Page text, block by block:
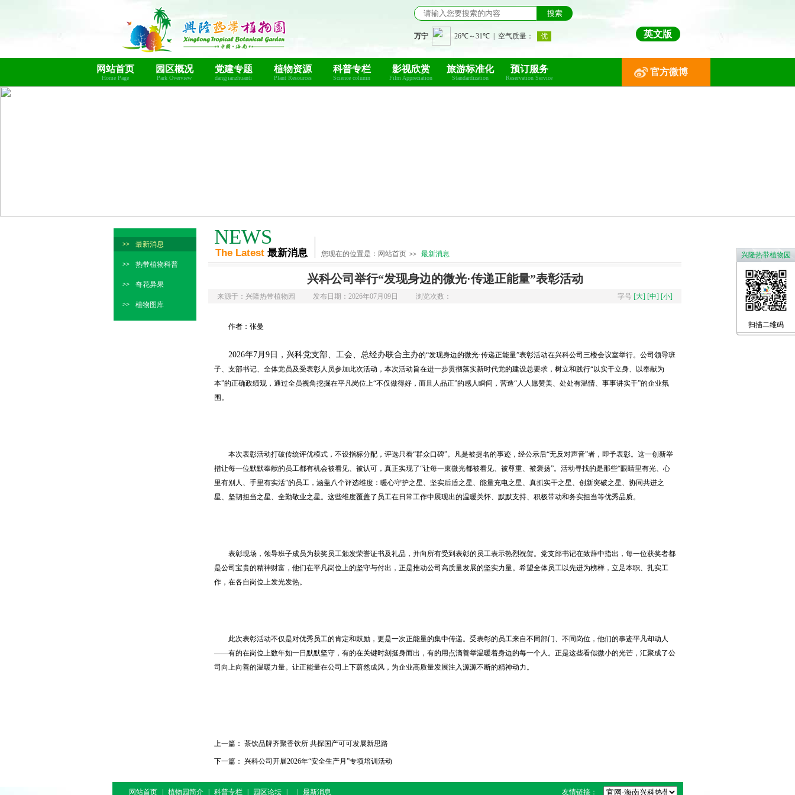
兴隆热带植物园
扫描二维码
英文版
网站首页
Home Page
园区概况
Park Overview
党建专题
dangjianzhuanti
植物资源
Plant Resources
科普专栏
Science column
影视欣赏
Film Appreciation
旅游标准化
Standardization
预订服务
Reservation Service
官方微博
>> 最新消息
>> 热带植物科普
>> 奇花异果
>> 植物图库
NEWS
The Latest 最新消息 您现在的位置是： 网站首页 >> 最新消息
兴科公司举行“发现身边的微光·传递正能量”表彰活动
来源于：兴隆热带植物园 发布日期：2026年07月09日 浏览次数： 字号 [大] [中] [小]
作者：张曼
2026年7月9日，兴科党支部、工会、总经办联合主办的“发现身边的微光·传递正能量”表彰活动在兴科公司三楼会议室举行。公司领导班
子、支部书记、全体党员及受表彰人员参加此次活动， 本次活动旨在进一步贯彻落实新时代党的建设总要求，树立和践行“以实干立身、以奉献为
本”的正确政绩观，通过全员视角挖掘在平凡岗位上“不仅做得好，而且人品正”的感人瞬间，营造“人人愿赞美、处处有温情、事事讲实干”的企业氛
围。
本次表彰活动打破传统评优模式，不设指标分配，评选只看“群众口碑”。凡是被提名的事迹，经公示后“无反对声音”者，即予表彰。这一创新举
措让每一位默默奉献的员工都有机会被看见、被认可，真正实现了“让每一束微光都被看见、被尊重、被褒扬”。活动寻找的是那些“眼睛里有光、心
里有别人、手里有实活”的员工，涵盖八个评选维度：暖心守护之星、坚实后盾之星、能量充电之星、真抓实干之星、创新突破之星、协同共进之
星、坚韧担当之星、全勤敬业之星。这些维度覆盖了员工在日常工作中展现出的温暖关怀、默默支持、积极带动和务实担当等优秀品质。
表彰现场，领导班子成员为获奖员工颁发荣誉证书及礼品，并向所有受到表彰的员工表示热烈祝贺。党支部书记在致辞中指出，每一位获奖者都
是公司宝贵的精神财富，他们在平凡岗位上的坚守与付出，正是推动公司高质量发展的坚实力量。希望全体员工以先进为榜样，立足本职、扎实工
作，在各自岗位上发光发热。
此次表彰活动不仅是对优秀员工的肯定和鼓励，更是一次正能量的集中传递。受表彰的员工来自不同部门、不同岗位，他们的事迹平凡却动人
——有的在岗位上数年如一日默默坚守，有的在关键时刻挺身而出，有的用点滴善举温暖着身边的每一个人。正是这些看似微小的光芒，汇聚成了公
司向上向善的温暖力量。让正能量在公司上下蔚然成风，为企业高质量发展注入源源不断的精神动力。
上一篇： 茶饮品牌齐聚香饮所 共探国产可可发展新思路
下一篇： 兴科公司开展2026年“安全生产月”专项培训活动
网站首页 植物园简介 科普专栏 园区论坛 最新消息 友情链接：